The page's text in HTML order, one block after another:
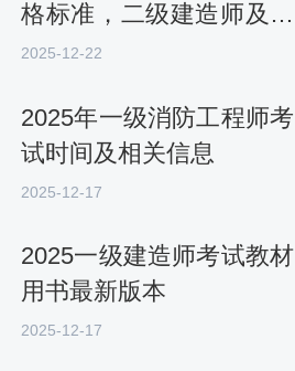
格标准，二级建造师及格
线
2025-12-22
2025年一级消防工程师考
试时间及相关信息
2025-12-17
2025一级建造师考试教材
用书最新版本
2025-12-17